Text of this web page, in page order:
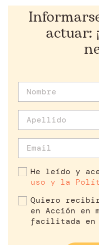
actuar:
He leído y
uso y la
Quiero recibir
en Acción en
facilitada en